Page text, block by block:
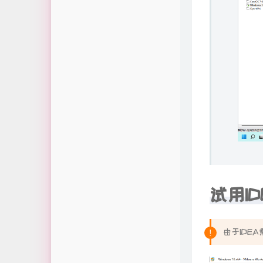
试用
由于IDEA